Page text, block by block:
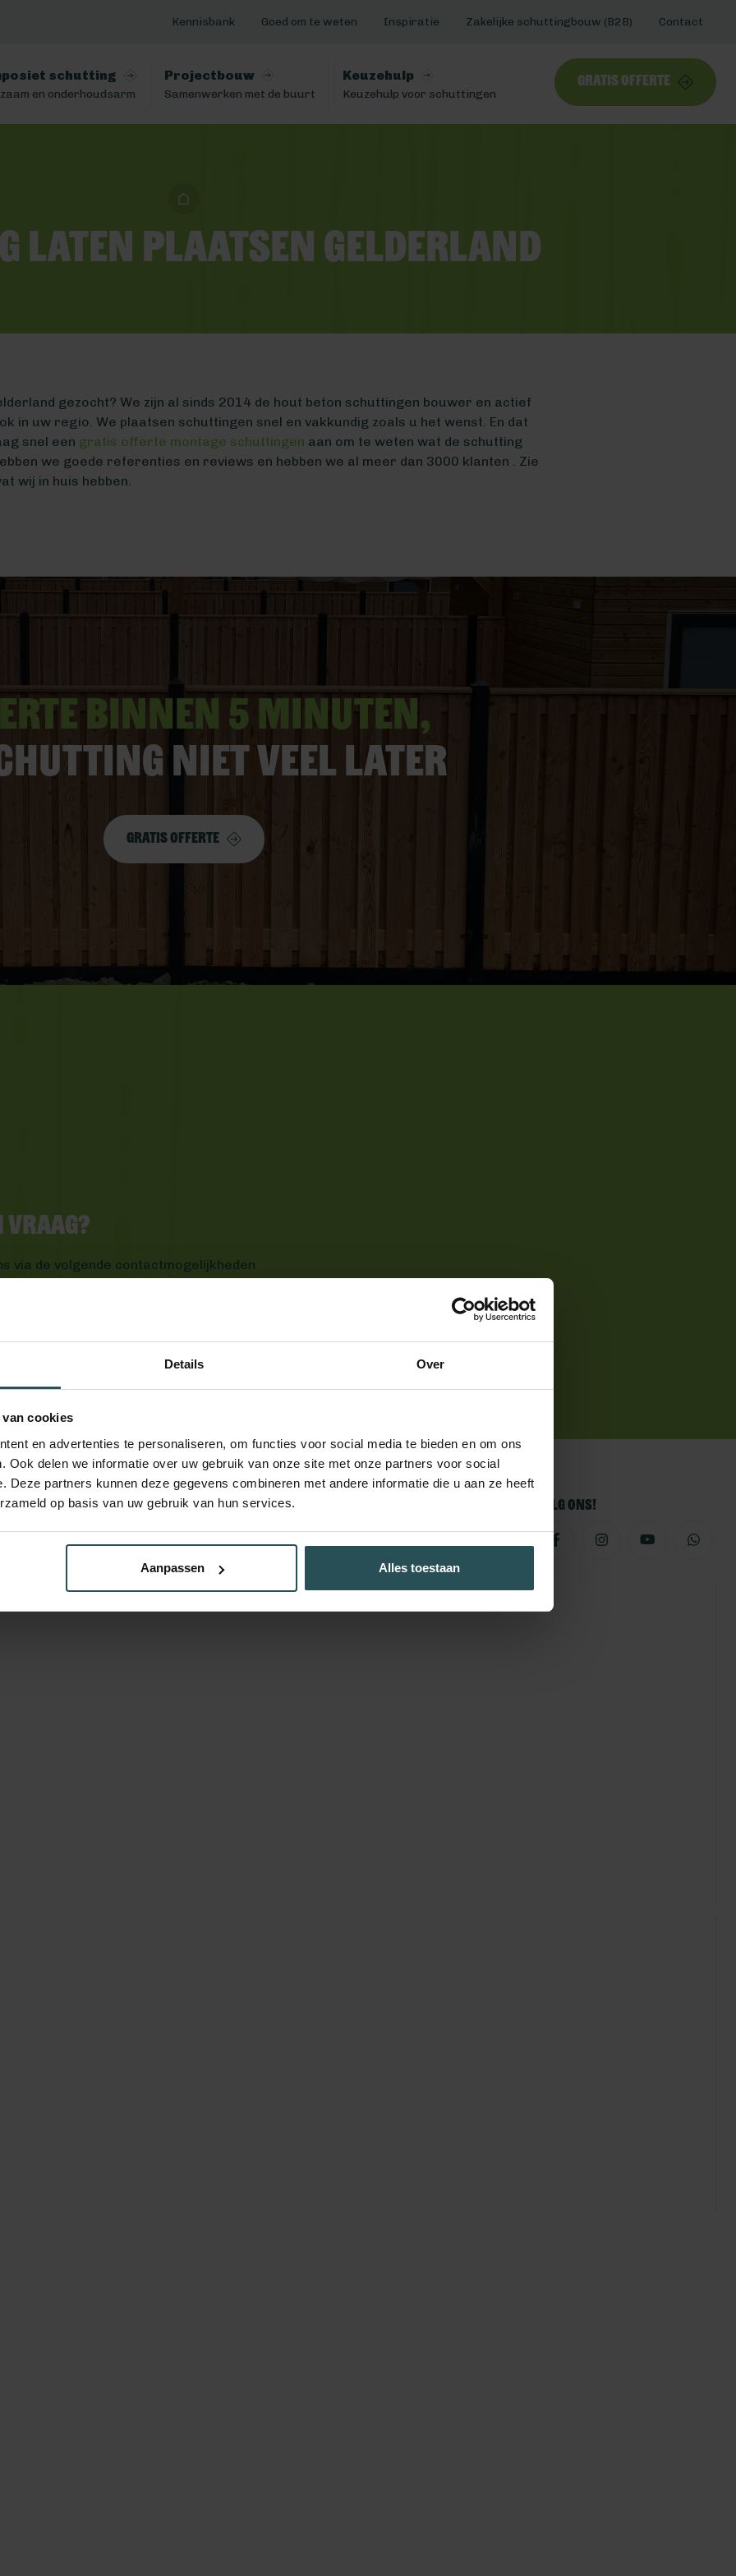
Details Over
cookies
en advertenties te personaliseren, om functies voor social media te bieden en om ons
Ook delen we informatie over uw gebruik van onze site met onze partners voor social
Deze partners kunnen deze gegevens combineren met andere informatie die u aan ze heeft
op basis van uw gebruik van hun services.
Aanpassen Alles toestaan
Kennisbank Goed om te weten Inspiratie Zakelijke schuttingbouw (B2B) Contact
schutting
en onderhoudsarm
Projectbouw
Samenwerken met de buurt
Keuzehulp
Keuzehulp voor schuttingen
Gratis offerte
laten plaatsen Gelderland
gezocht? We zijn al sinds 2014 de hout beton schuttingen bouwer en actief
in uw regio. We plaatsen schuttingen snel en vakkundig zoals u het wenst. En dat
snel een gratis offerte montage schuttingen aan om te weten wat de schutting
we goede referenties en reviews en hebben we al meer dan 3000 klanten . Zie
wij in huis hebben.
binnen 5 minuten,
niet veel later
Gratis offerte
vraag?
via de volgende contactmogelijkheden
Volg ons!